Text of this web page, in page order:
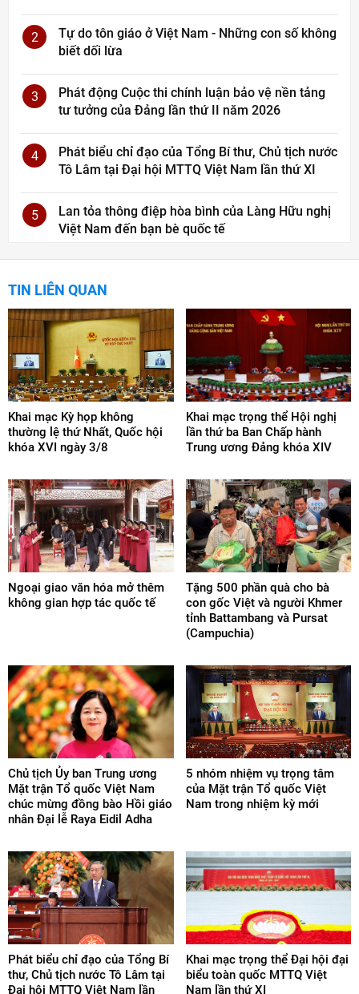
2
Tự do tôn giáo ở Việt Nam - Những con số không
biết dối lừa
3
Phát động Cuộc thi chính luận bảo vệ nền tảng
tư tưởng của Đảng lần thứ II năm 2026
4
Phát biểu chỉ đạo của Tổng Bí thư, Chủ tịch nước
Tô Lâm tại Đại hội MTTQ Việt Nam lần thứ XI
5
Lan tỏa thông điệp hòa bình của Làng Hữu nghị
Việt Nam đến bạn bè quốc tế
TIN LIÊN QUAN
Khai mạc Kỳ họp không
thường lệ thứ Nhất, Quốc hội
khóa XVI ngày 3/8
Khai mạc trọng thể Hội nghị
lần thứ ba Ban Chấp hành
Trung ương Đảng khóa XIV
Ngoại giao văn hóa mở thêm
không gian hợp tác quốc tế
Tặng 500 phần quà cho bà
con gốc Việt và người Khmer
tỉnh Battambang và Pursat
(Campuchia)
Chủ tịch Ủy ban Trung ương
Mặt trận Tổ quốc Việt Nam
chúc mừng đồng bào Hồi giáo
nhân Đại lễ Raya Eidil Adha
5 nhóm nhiệm vụ trọng tâm
của Mặt trận Tổ quốc Việt
Nam trong nhiệm kỳ mới
Phát biểu chỉ đạo của Tổng Bí
thư, Chủ tịch nước Tô Lâm tại
Đại hội MTTQ Việt Nam lần
Khai mạc trọng thể Đại hội đại
biểu toàn quốc MTTQ Việt
Nam lần thứ XI